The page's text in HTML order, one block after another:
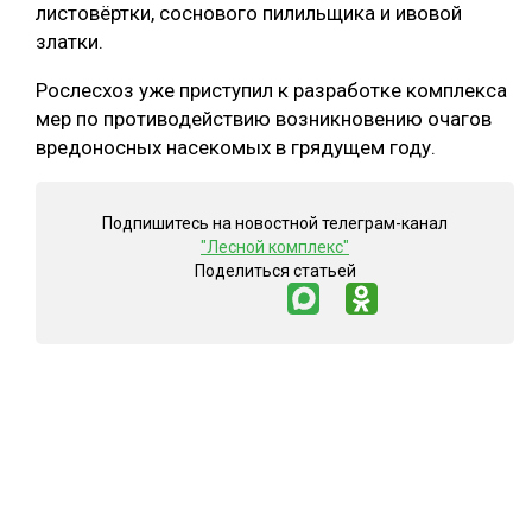
листовёртки, соснового пилильщика и ивовой
златки.
Рослесхоз уже приступил к разработке комплекса
мер по противодействию возникновению очагов
вредоносных насекомых в грядущем году.
Подпишитесь на новостной телеграм-канал
"Лесной комплекс"
Поделиться статьей